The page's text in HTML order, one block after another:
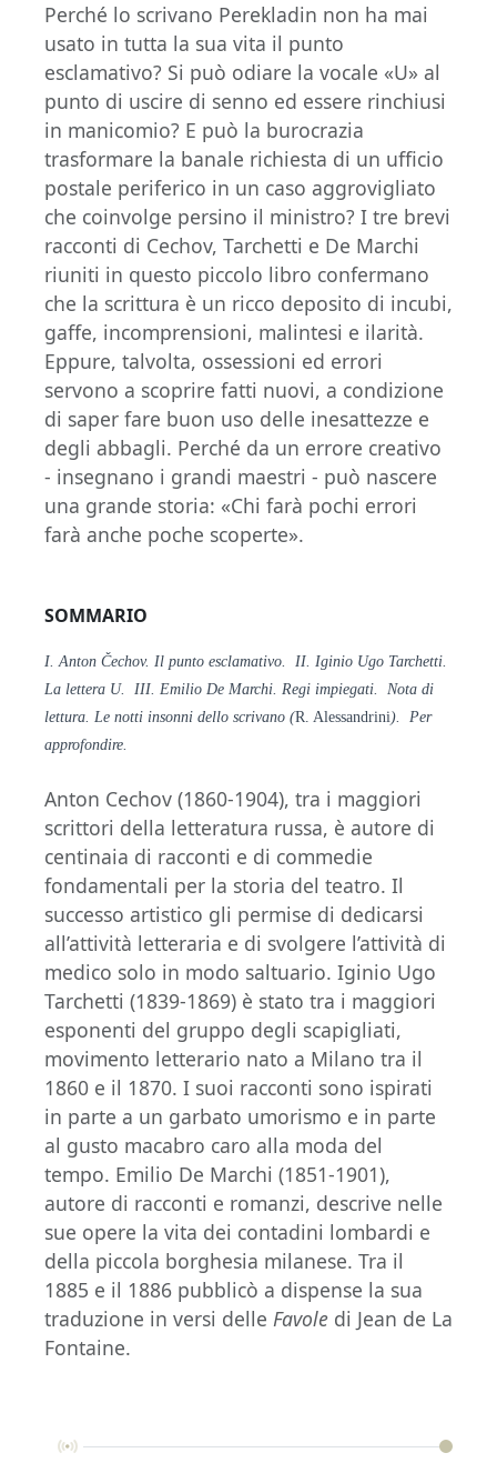
Perché lo scrivano Perekladin non ha mai
usato in tutta la sua vita il punto
esclamativo? Si può odiare la vocale «U» al
punto di uscire di senno ed essere rinchiusi
in manicomio? E può la burocrazia
trasformare la banale richiesta di un ufficio
postale periferico in un caso aggrovigliato
che coinvolge persino il ministro? I tre brevi
racconti di Cechov, Tarchetti e De Marchi
riuniti in questo piccolo libro confermano
che la scrittura è un ricco deposito di incubi,
gaffe, incomprensioni, malintesi e ilarità.
Eppure, talvolta, ossessioni ed errori
servono a scoprire fatti nuovi, a condizione
di saper fare buon uso delle inesattezze e
degli abbagli. Perché da un errore creativo
- insegnano i grandi maestri - può nascere
una grande storia: «Chi farà pochi errori
farà anche poche scoperte».
SOMMARIO
I. Anton Čechov. Il punto esclamativo. II. Iginio Ugo Tarchetti.
La lettera U. III. Emilio De Marchi. Regi impiegati. Nota di
lettura. Le notti insonni dello scrivano (R. Alessandrini). Per
approfondire.
Anton Cechov (1860-1904), tra i maggiori
scrittori della letteratura russa, è autore di
centinaia di racconti e di commedie
fondamentali per la storia del teatro. Il
successo artistico gli permise di dedicarsi
all’attività letteraria e di svolgere l’attività di
medico solo in modo saltuario. Iginio Ugo
Tarchetti (1839-1869) è stato tra i maggiori
esponenti del gruppo degli scapigliati,
movimento letterario nato a Milano tra il
1860 e il 1870. I suoi racconti sono ispirati
in parte a un garbato umorismo e in parte
al gusto macabro caro alla moda del
tempo. Emilio De Marchi (1851-1901),
autore di racconti e romanzi, descrive nelle
sue opere la vita dei contadini lombardi e
della piccola borghesia milanese. Tra il
1885 e il 1886 pubblicò a dispense la sua
traduzione in versi delle Favole di Jean de La
Fontaine.